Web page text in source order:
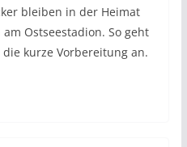
bleiben in der Heimat
Ostseestadion. So geht
kurze Vorbereitung an.